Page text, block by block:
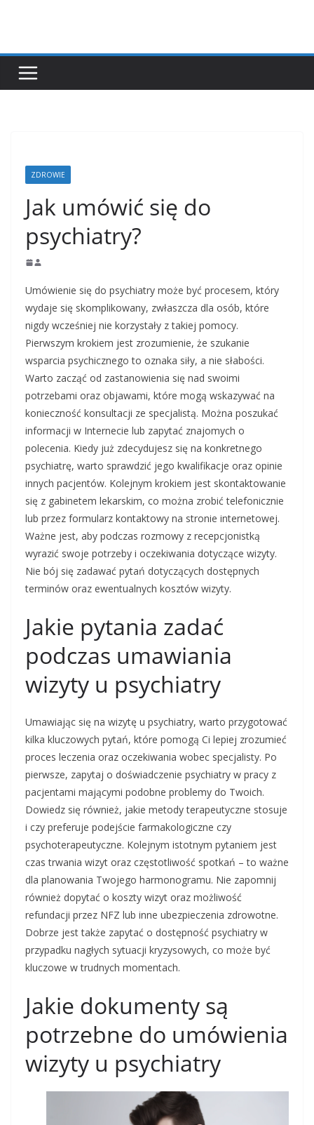
ZDROWIE
Jak umówić się do
psychiatry?
Umówienie się do psychiatry może być procesem, który
wydaje się skomplikowany, zwłaszcza dla osób, które
nigdy wcześniej nie korzystały z takiej pomocy.
Pierwszym krokiem jest zrozumienie, że szukanie
wsparcia psychicznego to oznaka siły, a nie słabości.
Warto zacząć od zastanowienia się nad swoimi
potrzebami oraz objawami, które mogą wskazywać na
konieczność konsultacji ze specjalistą. Można poszukać
informacji w Internecie lub zapytać znajomych o
polecenia. Kiedy już zdecydujesz się na konkretnego
psychiatrę, warto sprawdzić jego kwalifikacje oraz opinie
innych pacjentów. Kolejnym krokiem jest skontaktowanie
się z gabinetem lekarskim, co można zrobić telefonicznie
lub przez formularz kontaktowy na stronie internetowej.
Ważne jest, aby podczas rozmowy z recepcjonistką
wyrazić swoje potrzeby i oczekiwania dotyczące wizyty.
Nie bój się zadawać pytań dotyczących dostępnych
terminów oraz ewentualnych kosztów wizyty.
Jakie pytania zadać
podczas umawiania
wizyty u psychiatry
Umawiając się na wizytę u psychiatry, warto przygotować
kilka kluczowych pytań, które pomogą Ci lepiej zrozumieć
proces leczenia oraz oczekiwania wobec specjalisty. Po
pierwsze, zapytaj o doświadczenie psychiatry w pracy z
pacjentami mającymi podobne problemy do Twoich.
Dowiedz się również, jakie metody terapeutyczne stosuje
i czy preferuje podejście farmakologiczne czy
psychoterapeutyczne. Kolejnym istotnym pytaniem jest
czas trwania wizyt oraz częstotliwość spotkań – to ważne
dla planowania Twojego harmonogramu. Nie zapomnij
również dopytać o koszty wizyt oraz możliwość
refundacji przez NFZ lub inne ubezpieczenia zdrowotne.
Dobrze jest także zapytać o dostępność psychiatry w
przypadku nagłych sytuacji kryzysowych, co może być
kluczowe w trudnych momentach.
Jakie dokumenty są
potrzebne do umówienia
wizyty u psychiatry